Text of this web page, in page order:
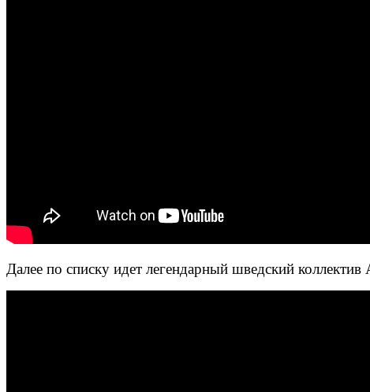
Далее по списку идет легендарный шведский